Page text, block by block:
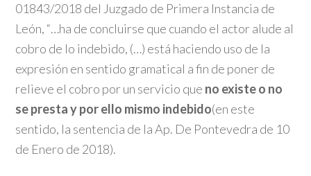
01843/2018 del Juzgado de Primera Instancia de
León, “…ha de concluirse que cuando el actor alude al
cobro de lo indebido, (…) está haciendo uso de la
expresión en sentido gramatical a fin de poner de
relieve el cobro por un servicio que no existe o no
se presta y por ello mismo indebido(en este
sentido, la sentencia de la Ap. De Pontevedra de 10
de Enero de 2018).